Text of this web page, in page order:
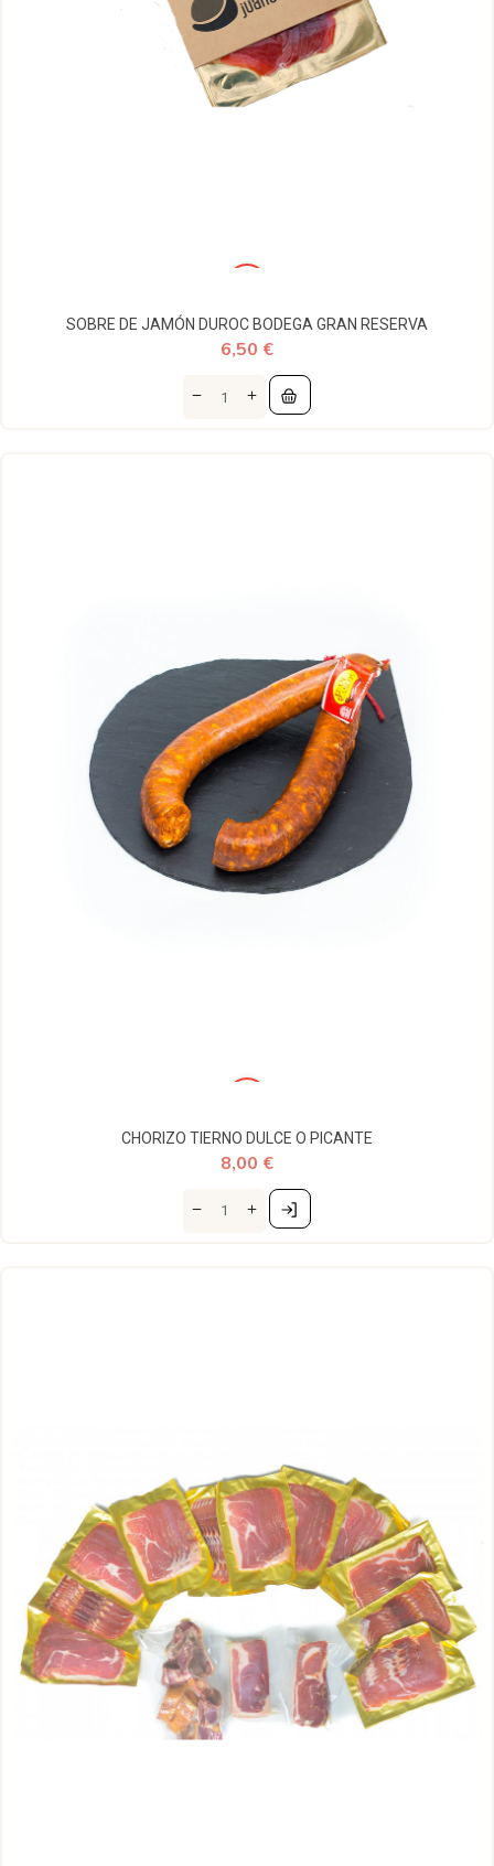
SOBRE DE JAMÓN DUROC BODEGA GRAN RESERVA
6,50 €
CHORIZO TIERNO DULCE O PICANTE
8,00 €